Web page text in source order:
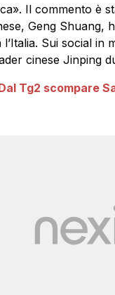
Il commento è
Geng
Sui social in
cinese Jinping
Tg2 scompare